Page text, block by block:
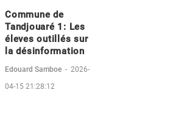
Commune de
Tandjouaré 1: Les
éleves outillés sur
la désinformation
Edouard Samboe - 2026-
04-15 21:28:12